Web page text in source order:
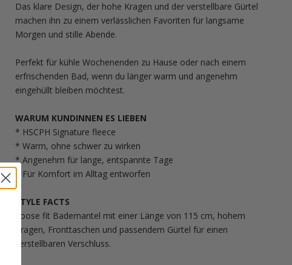
Das klare Design, der hohe Kragen und der verstellbare Gürtel
machen ihn zu einem verlässlichen Favoriten für langsame
Morgen und stille Abende.
Perfekt für kühle Wochenenden zu Hause oder nach einem
erfrischenden Bad, wenn du länger warm und angenehm
eingehüllt bleiben möchtest.
WARUM KUNDINNEN ES LIEBEN
* HSCPH Signature fleece
* Warm, ohne schwer zu wirken
* Angenehm für lange, entspannte Tage
* Für Komfort im Alltag entworfen
STYLE FACTS
Loose fit Bademantel mit einer Länge von 115 cm, hohem
Kragen, Fronttaschen und passendem Gürtel für einen
verstellbaren Verschluss.